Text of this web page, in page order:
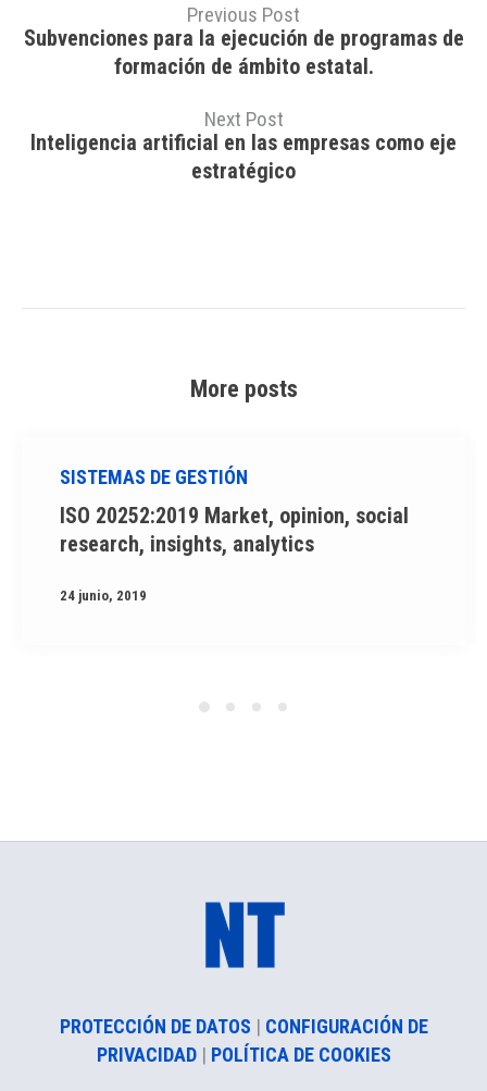
Subvenciones para la ejecución de programas de
formación de ámbito estatal.
Previous Post
Inteligencia artificial en las empresas como eje
estratégico
Next Post
More posts
SISTEMAS DE GESTIÓN
ISO 20252:2019 Market, opinion, social
research, insights, analytics
24 junio, 2019
PROTECCIÓN DE DATOS | CONFIGURACIÓN DE
PRIVACIDAD| POLÍTICA DE COOKIES